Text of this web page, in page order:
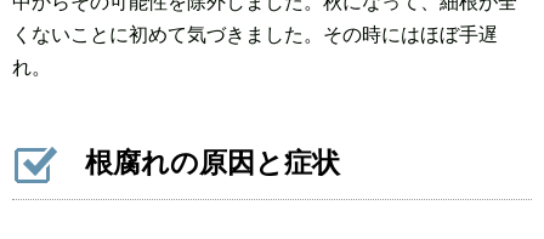
くないことに初めて気づきました。その時にはほぼ手遅
れ。
根腐れの原因と症状